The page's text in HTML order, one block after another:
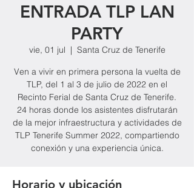
ENTRADA TLP LAN
PARTY
vie, 01 jul
  |
Santa Cruz de Tenerife
Ven a vivir en primera persona la vuelta de
TLP, del 1 al 3 de julio de 2022 en el
Recinto Ferial de Santa Cruz de Tenerife.
24 horas donde los asistentes disfrutarán
de la mejor infraestructura y actividades de
TLP Tenerife Summer 2022, compartiendo
conexión y una experiencia única.
Horario y ubicación